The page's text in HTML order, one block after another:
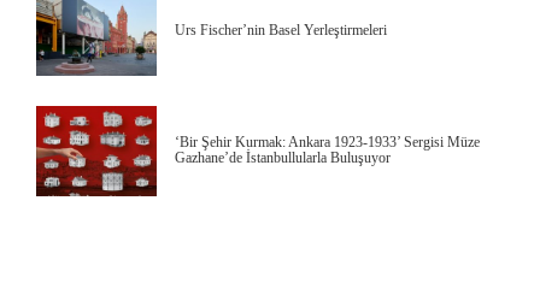
Urs Fischer’nin Basel Yerleştirmeleri
‘Bir Şehir Kurmak: Ankara 1923-1933’ Sergisi Müze
Gazhane’de İstanbullularla Buluşuyor